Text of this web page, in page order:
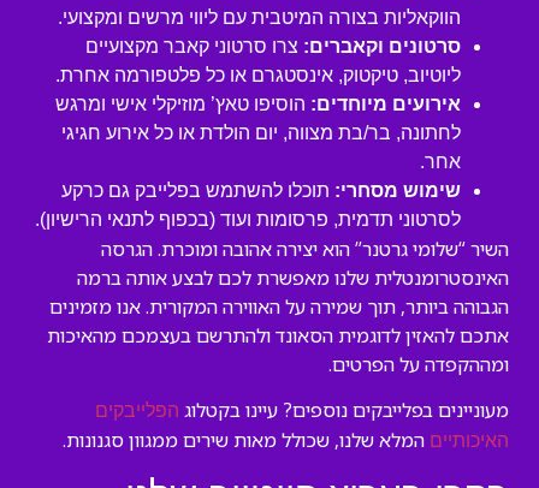
הווקאליות בצורה המיטבית עם ליווי מרשים ומקצועי.
סרטונים וקאברים: צרו סרטוני קאבר מקצועיים
ליוטיוב, טיקטוק, אינסטגרם או כל פלטפורמה אחרת.
אירועים מיוחדים: הוסיפו טאץ’ מוזיקלי אישי ומרגש
לחתונה, בר/בת מצווה, יום הולדת או כל אירוע חגיגי
אחר.
שימוש מסחרי: תוכלו להשתמש בפלייבק גם כרקע
לסרטוני תדמית, פרסומות ועוד (בכפוף לתנאי הרישיון).
השיר “שלומי גרטנר” הוא יצירה אהובה ומוכרת. הגרסה
האינסטרומנטלית שלנו מאפשרת לכם לבצע אותה ברמה
הגבוהה ביותר, תוך שמירה על האווירה המקורית. אנו מזמינים
אתכם להאזין לדוגמית הסאונד ולהתרשם בעצמכם מהאיכות
ומההקפדה על הפרטים.
מעוניינים בפלייבקים נוספים? עיינו בקטלוג הפלייבקים
האיכותיים המלא שלנו, שכולל מאות שירים ממגוון סגנונות.